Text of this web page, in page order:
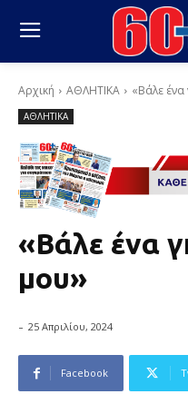
Αρχική ΑΘΛΗΤΙΚΑ «Βάλε
ΑΘΛΗΤΙΚΑ
«Βάλε ένα
μου»
- 25 Απριλίου, 2024
Facebook